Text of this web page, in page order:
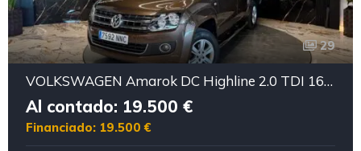
29
VOLKSWAGEN Amarok DC Highline 2.0 TDI 163cv 4M Permanente
Al contado: 19.500 €
Financiado: 19.500 €